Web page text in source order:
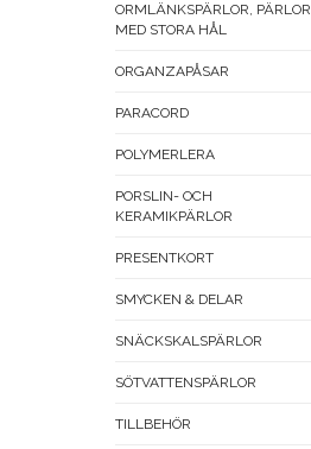
ORMLÄNKSPÄRLOR, PÄRLOR
MED STORA HÅL
ORGANZAPÅSAR
PARACORD
POLYMERLERA
PORSLIN- OCH
KERAMIKPÄRLOR
PRESENTKORT
SMYCKEN & DELAR
SNÄCKSKALSPÄRLOR
SÖTVATTENSPÄRLOR
TILLBEHÖR